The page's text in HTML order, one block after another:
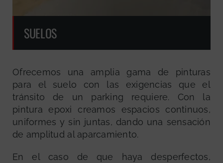
SUELOS
Ofrecemos una amplia gama de pinturas
para el suelo con las exigencias que el
tránsito de un parking requiere. Con la
pintura epoxi creamos espacios continuos,
uniformes y sin juntas, dando una sensación
de amplitud al aparcamiento.
En el caso de que haya desperfectos,